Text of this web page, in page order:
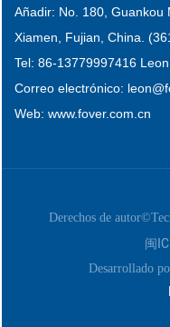
Añadir: No. 180, Guankou
Xiamen, Fujian, China.
Tel: 86-13779997416
Correo electrónico: leon
Web: www.fover.com.cn
Derechos de
闽
Desarrollado